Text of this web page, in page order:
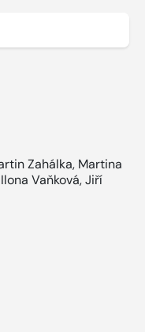
Zahálka, Martina
Ilona Vaňková,Jiří